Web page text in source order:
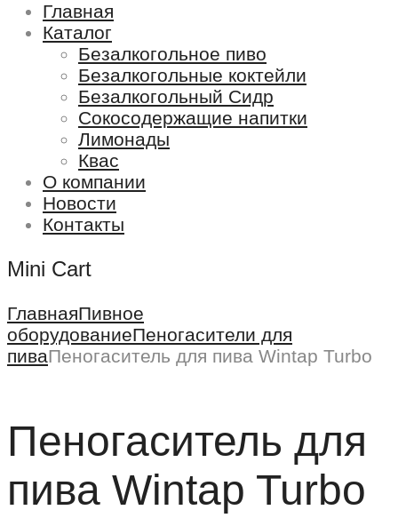
Главная
Каталог
Безалкогольное пиво
Безалкогольные коктейли
Безалкогольный Сидр
Сокосодержащие напитки
Лимонады
Квас
О компании
Новости
Контакты
Mini Cart
ГлавнаяПивное
оборудованиеПеногасители для
пиваПеногаситель для пива Wintap Turbo
Пеногаситель для
пива Wintap Turbo